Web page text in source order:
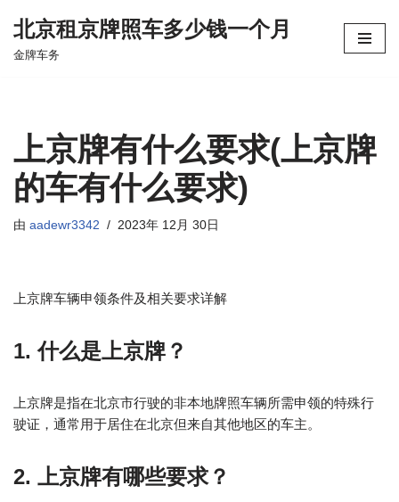
跳
北京租京牌照车多少钱一个月
金牌车务
上京牌有什么要求(上京牌
的车有什么要求)
由 aadewr3342 2023年 12月 30日
上京牌车辆申领条件及相关要求详解
1. 什么是上京牌？
上京牌是指在北京市行驶的非本地牌照车辆所需申领的特殊行
驶证，通常用于居住在北京但来自其他地区的车主。
2. 上京牌有哪些要求？